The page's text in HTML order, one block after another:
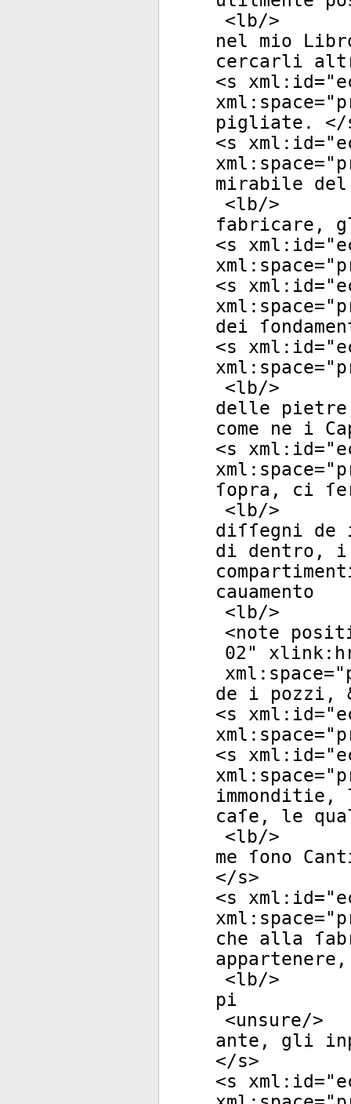
<lb/>
nel mio
cercarli
<s xml:id="
xml:space="
pigliate. </
<s xml:id="
xml:space="
mirabile del
<lb/>
fabricare,
<s xml:id="
xml:space="
<s xml:id="
xml:space="
dei
<s xml:id="
xml:space="
<lb/>
delle
come ne i
<s xml:id="
xml:space="
ſopra, ci
<lb/>
diſſegni
di dentro, i
cauamento
<lb/>
<note
02"
xml:space="
de i pozzi,
<s xml:id="
xml:space="
<s xml:id="
xml:space="
immonditie,
caſe, le
<lb/>
me ſono
</s>
<s xml:id="
xml:space="
che alla
<lb/>
pi
<unsure/>
ante, gli
</s>
<s xml:id="